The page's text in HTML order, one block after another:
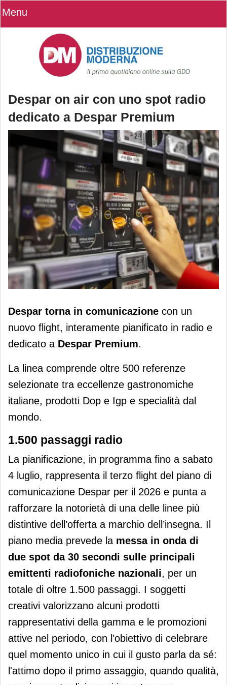
Menu
Despar on air con uno spot radio
dedicato a Despar Premium
Despar on air con uno spot radio
dedicato a Despar Premium
Despar torna in comunicazione con un
nuovo flight, interamente pianificato in radio e
dedicato a Despar Premium.
La linea comprende oltre 500 referenze
selezionate tra eccellenze gastronomiche
italiane, prodotti Dop e Igp e specialità dal
mondo.
1.500 passaggi radio
La pianificazione, in programma fino a sabato
4 luglio, rappresenta il terzo flight del piano di
comunicazione Despar per il 2026 e punta a
rafforzare la notorietà di una delle linee più
distintive dell’offerta a marchio dell’insegna. Il
piano media prevede la messa in onda di
due spot da 30 secondi sulle principali
emittenti radiofoniche nazionali, per un
totale di oltre 1.500 passaggi. I soggetti
creativi valorizzano alcuni prodotti
rappresentativi della gamma e le promozioni
attive nel periodo, con l’obiettivo di celebrare
quel momento unico in cui il gusto parla da sé:
l'attimo dopo il primo assaggio, quando qualità,